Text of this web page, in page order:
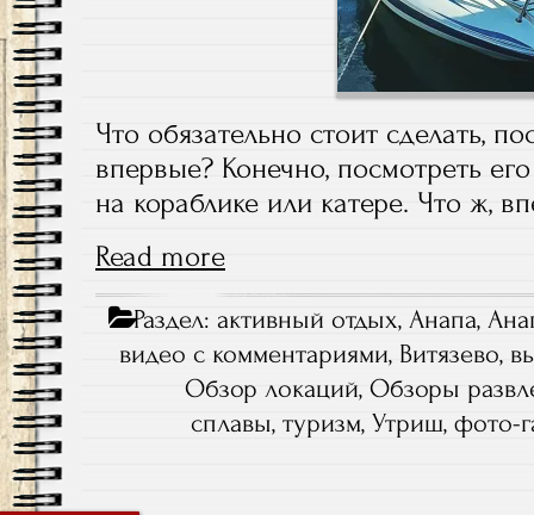
Что обязательно стоит сделать,
впервые? Конечно, посмотреть
на кораблике или катере. Что ж,
Read more
Раздел: активный отдых,Анапа,
видео с комментариями, Витязево,
Обзор локаций,Обзоры
сплавы,туризм,Утриш,фото-